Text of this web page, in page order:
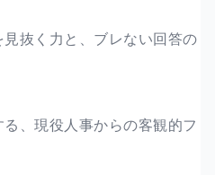
抜く力と、ブレない回答の
、現役人事からの客観的フ